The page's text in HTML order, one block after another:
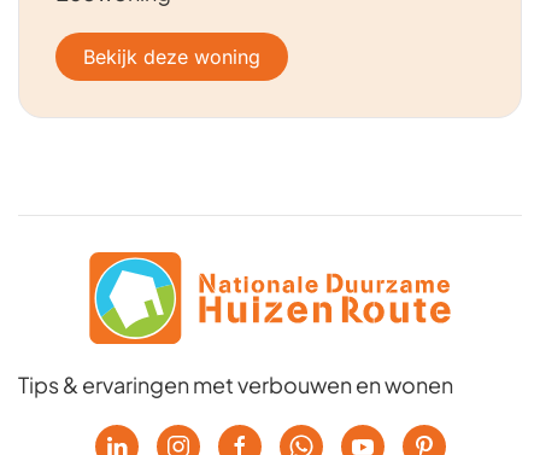
Bekijk deze woning
Tips & ervaringen met verbouwen en wonen